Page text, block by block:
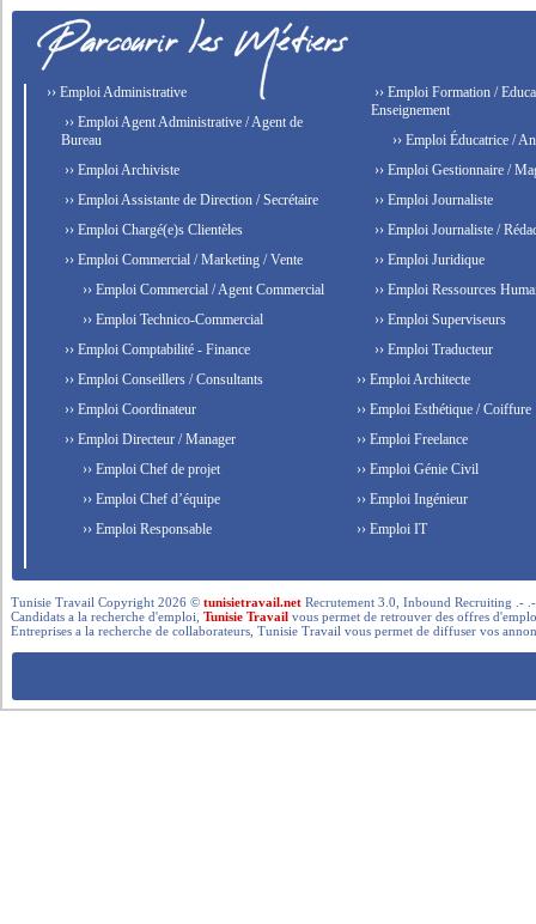
›› Emploi Administrative
›› Emploi Agent Administrative / Agent de
Bureau
›› Emploi Archiviste
›› Emploi Assistante de Direction / Secrétaire
›› Emploi Chargé(e)s Clientèles
›› Emploi Commercial / Marketing / Vente
›› Emploi Commercial / Agent Commercial
›› Emploi Technico-Commercial
›› Emploi Comptabilité - Finance
›› Emploi Conseillers / Consultants
›› Emploi Coordinateur
›› Emploi Directeur / Manager
›› Emploi Chef de projet
›› Emploi Chef d’équipe
›› Emploi Responsable
›› Emploi Formation /
Enseignement
›› Emploi Éducatrice /
›› Emploi Gestionnaire /
›› Emploi Journaliste
›› Emploi Journaliste /
›› Emploi Juridique
›› Emploi Ressources
›› Emploi Superviseurs
›› Emploi Traducteur
›› Emploi Architecte
›› Emploi Esthétique / Coiffure
›› Emploi Freelance
›› Emploi Génie Civil
›› Emploi Ingénieur
›› Emploi IT
Tunisie Travail Copyright 2026 ©tunisietravail.net Recrutement 3.0, Inbound Recruiting .-
Candidats a la recherche d'emploi,Tunisie Travail vous permet de retrouver des offres
Entreprises a la recherche de collaborateurs, Tunisie Travail vous permet de diffuser vos